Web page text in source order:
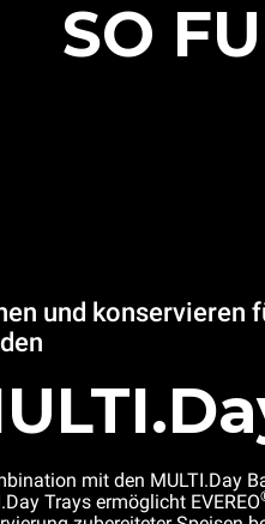
SO
und konservieren
mit den MULTI.Day
Trays ermöglicht EVEREO